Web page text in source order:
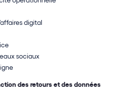
digital
sociaux
des retours et des données